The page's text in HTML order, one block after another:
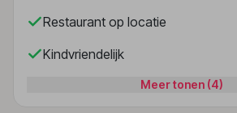
Restaurant op locatie
Kindvriendelijk
Meer tonen (4)